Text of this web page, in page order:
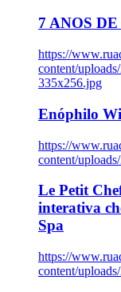
7 ANOS
https://
content/
335x256.jpg
Enóphilo
https://
content/
Le Petit
interativa
Spa
https://
content/